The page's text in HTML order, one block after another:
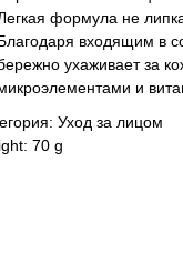
формула не
входящим в
ухаживает за
и
Уход за лицом
70 g